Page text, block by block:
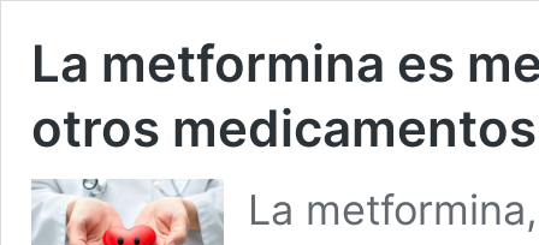
La metformina es
otros
La